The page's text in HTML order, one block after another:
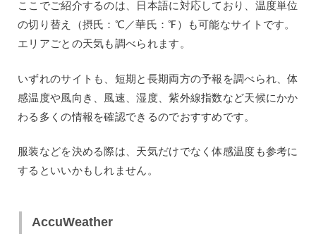
ここでご紹介するのは、日本語に対応しており、温度単位
の切り替え（摂氏：℃／華氏：℉）も可能なサイトです。
エリアごとの天気も調べられます。
いずれのサイトも、短期と長期両方の予報を調べられ、体
感温度や風向き、風速、湿度、紫外線指数など天候にかか
わる多くの情報を確認できるのでおすすめです。
服装などを決める際は、天気だけでなく体感温度も参考に
するといいかもしれません。
AccuWeather